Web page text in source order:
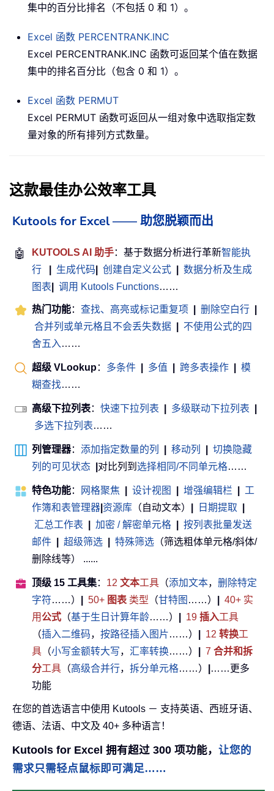
集中的百分比排名（不包括 0 和 1）。
Excel 函数 PERCENTRANK.INC
Excel PERCENTRANK.INC 函数可返回某个值在数据
集中的排名百分比（包含 0 和 1）。
Excel 函数 PERMUT
Excel PERMUT 函数可返回从一组对象中选取指定数
量对象的所有排列方式数量。
这款最佳办公效率工具
Kutools for Excel —— 助您脱颖而出
🤖 KUTOOLS AI 助手：基于数据分析进行革新智能执
行
生成代码 创建自定义公式
数据分析及生成
图表
调用 Kutools Functions……
热门功能： 查找、高亮或标记重复项 删除空白行
合并列或单元格且不会丢失数据
不使用公式的四
舍五入 ……
超级 VLookup： 多条件 多值 跨多表操作
模
糊查找……
高级下拉列表： 快速下拉列表 多级联动下拉列表
多选下拉列表……
列管理器： 添加指定数量的列 移动列
切换隐藏
列的可见状态
对比列到 选择相同/不同单元格……
特色功能： 网格聚焦 设计视图 增强编辑栏
工
作簿和表管理器 资源库 （自动文本） 日期提取
汇总工作表
加密 / 解密单元格
按列表批量发送
邮件
超级筛选 特殊筛选 （筛选粗体单元格/斜体/
删除线等） ......
顶级 15 工具集： 12 文本工具 （添加文本， 删除特定
字符……） 50+ 图表 类型 （甘特图 ……）
40+ 实
用公式 （基于生日计算年龄……） 19 插入工具
（插入二维码， 按路径插入图片……） 12 转换工
具 （小写金额转大写， 汇率转换……） 7 合并和拆
分工具 （高级合并行， 拆分单元格……）
……更多
功能
在您的首选语言中使用 Kutools － 支持英语、西班牙语、
德语、法语、中文及 40+ 多种语言！
Kutools for Excel 拥有超过 300 项功能， 让您的
需求只需轻点鼠标即可满足……